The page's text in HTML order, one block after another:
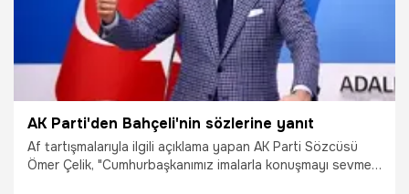
AK Parti'den Bahçeli'nin sözlerine yanıt
Af tartışmalarıyla ilgili açıklama yapan AK Parti Sözcüsü
Ömer Çelik, "Cumhurbaşkanımız imalarla konuşmayı sevmez.